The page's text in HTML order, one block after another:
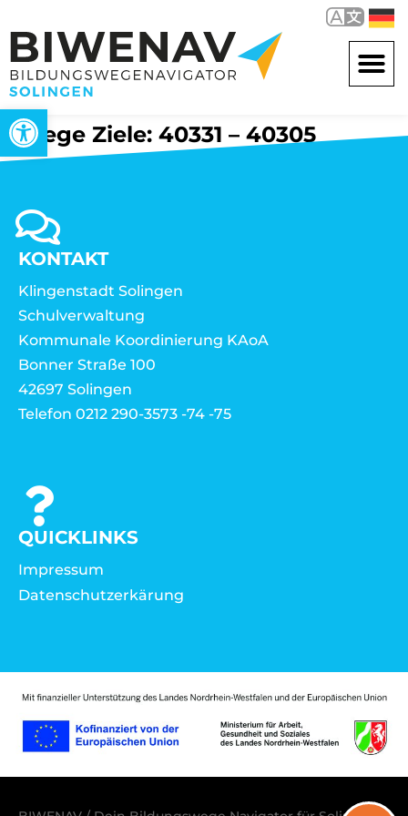
Werkzeugleiste öffnen
Wege Ziele: 40331 – 40305
KONTAKT
Klingenstadt Solingen
Schulverwaltung
Kommunale Koordinierung KAoA
Bonner Straße 100
42697 Solingen
Telefon 0212 290-3573 -74 -75
QUICKLINKS
Impressum
Datenschutzerkärung